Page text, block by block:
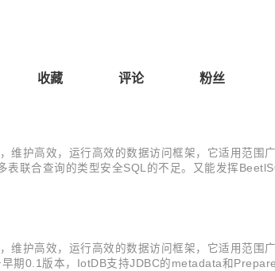
收藏 评论 粉丝
护高效，运行高效的数据访问框架，它适用范围
联合查询的类型安全SQL的不足。又能发挥
护高效，运行高效的数据访问框架，它适用范围
期0.1版本，IotDB支持JDBC的metadata和